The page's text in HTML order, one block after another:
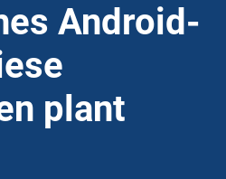
Android-
plant